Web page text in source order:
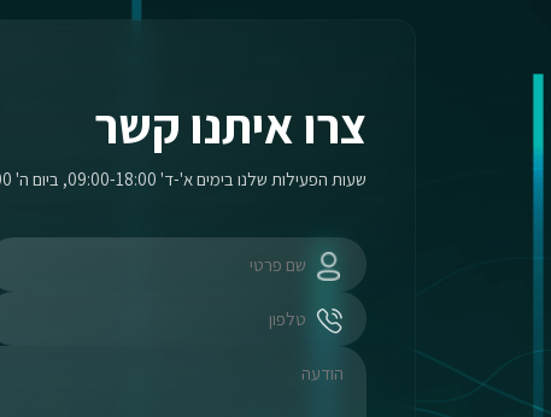
צרו איתנו קשר
שעות הפעילות שלנו בימים א'-ד' 09:00-18:00, ביום ה' 09:00-17:00